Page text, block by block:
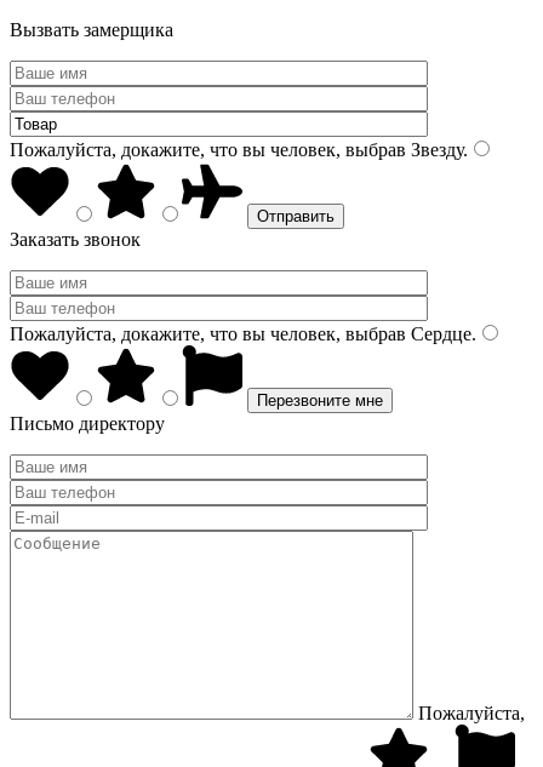
Вызвать замерщика
Пожалуйста, докажите, что вы человек, выбрав Звезду.
Заказать звонок
Пожалуйста, докажите, что вы человек, выбрав Сердце.
Письмо директору
Пожалуйста,